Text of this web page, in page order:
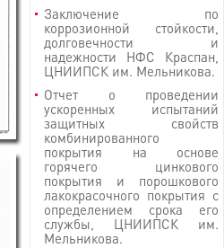
Заключение по
коррозионной стойкости,
долговечности и
надежности НФС Краспан,
ЦНИИПСК им. Мельникова.
Отчет о проведении
ускоренных испытаний
защитных свойств
комбинированного
покрытия на основе
горячего цинкового
покрытия и порошкового
лакокрасочного покрытия с
определением срока его
службы, ЦНИИПСК им.
Мельникова.